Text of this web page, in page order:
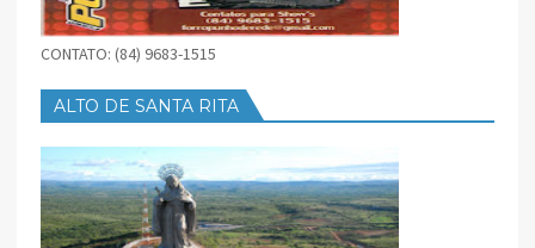
CONTATO: (84) 9683-1515
ALTO DE SANTA RITA